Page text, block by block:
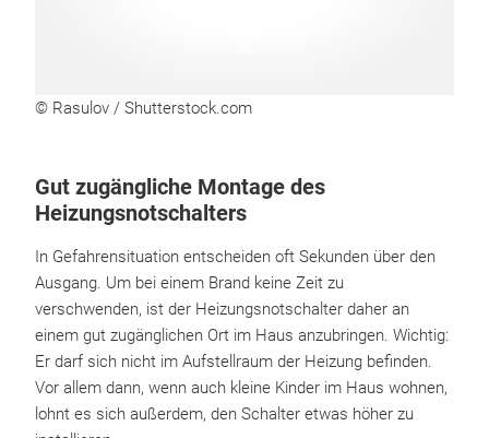
© Rasulov / Shutterstock.com
Gut zugängliche Montage des
Heizungsnotschalters
In Gefahrensituation entscheiden oft Sekunden über den
Ausgang. Um bei einem Brand keine Zeit zu
verschwenden, ist der Heizungsnotschalter daher an
einem gut zugänglichen Ort im Haus anzubringen. Wichtig:
Er darf sich nicht im Aufstellraum der Heizung befinden.
Vor allem dann, wenn auch kleine Kinder im Haus wohnen,
lohnt es sich außerdem, den Schalter etwas höher zu